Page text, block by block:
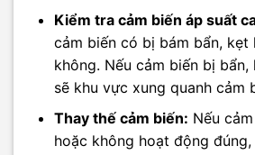
Kiểm tra cảm biến áp suất
cảm biến có bị bám bẩn, kẹt
không. Nếu cảm biến bị bẩn,
sẽ khu vực xung quanh cảm
Thay thế cảm biến: Nếu
hoặc không hoạt động